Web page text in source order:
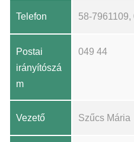
Telefon 58-
Postai
irányítószá
m
049 44
Vezető Szűcs Mária